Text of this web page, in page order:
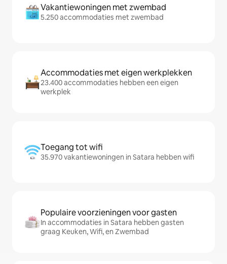
Vakantiewoningen met zwembad
5.250 accommodaties met zwembad
Accommodaties met eigen werkplekken
23.400 accommodaties hebben een eigen
werkplek
Toegang tot wifi
35.970 vakantiewoningen in Satara hebben wifi
Populaire voorzieningen voor gasten
In accommodaties in Satara hebben gasten
graag Keuken, Wifi, en Zwembad